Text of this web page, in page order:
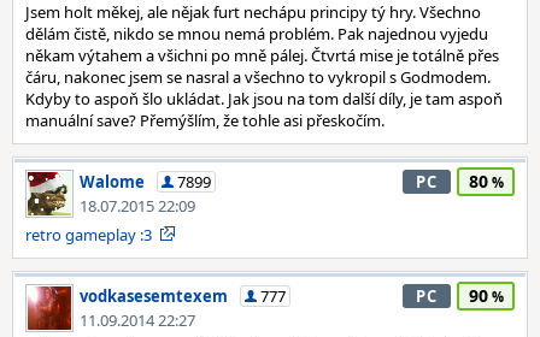
Jsem holt měkej, ale nějak furt nechápu principy tý hry. Všechno
dělám čistě, nikdo se mnou nemá problém. Pak najednou vyjedu
někam výtahem a všichni po mně pálej. Čtvrtá mise je totálně přes
čáru, nakonec jsem se nasral a všechno to vykropil s Godmodem.
Kdyby to aspoň šlo ukládat. Jak jsou na tom další díly, je tam aspoň
manuální save? Přemýšlím, že tohle asi přeskočím.
Walome
7899
18.07.2015 22:09
PC 80
retro gameplay :3
vodkasesemtexem
777
11.09.2014 22:27
PC 90